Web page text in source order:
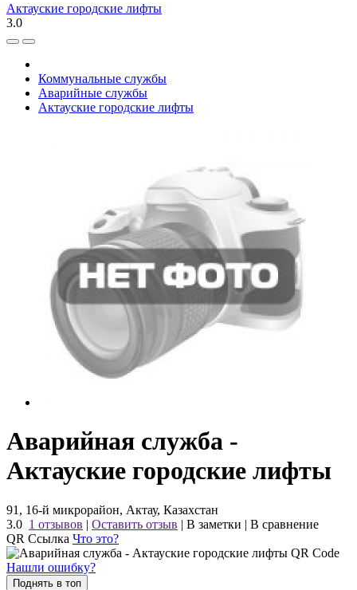
Актауские городские лифты
3.0
Коммунальные службы
Аварийные службы
Актауские городские лифты
Аварийная служба -
Актауские городские лифты
91, 16-й микрорайон, Актау, Казахстан
3.0 1 отзывов | Оставить отзыв | В заметки | В сравнение
QR Ссылка Что это?
Нашли ошибку?
Поднять в топ